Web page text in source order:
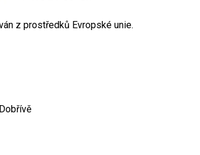
z prostředků Evropské unie.